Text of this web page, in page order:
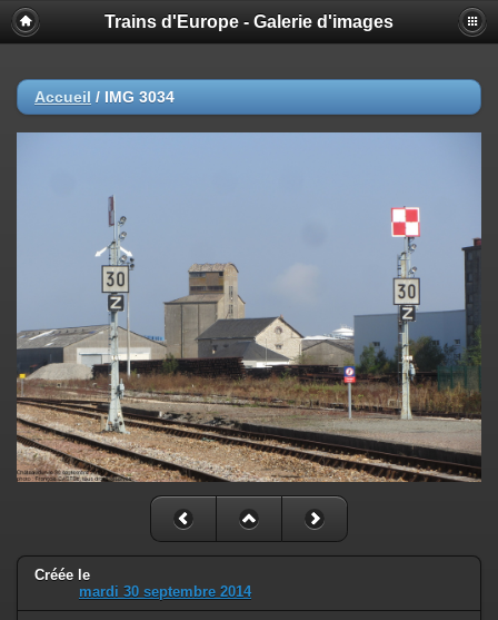
Trains d'Europe - Galerie d'images
Accueil / IMG 3034
Créée le
mardi 30 septembre 2014